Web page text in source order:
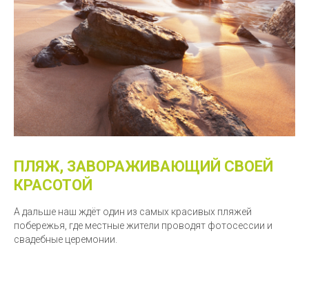
ПЛЯЖ, ЗАВОРАЖИВАЮЩИЙ СВОЕЙ
КРАСОТОЙ
А дальше наш ждёт один из самых красивых пляжей
побережья, где местные жители проводят фотосессии и
свадебные церемонии.